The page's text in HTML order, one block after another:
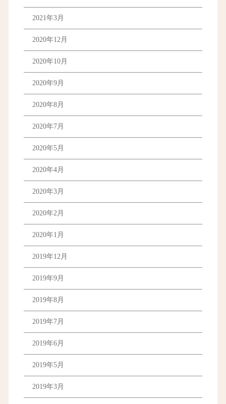
2021年3月
2020年12月
2020年10月
2020年9月
2020年8月
2020年7月
2020年5月
2020年4月
2020年3月
2020年2月
2020年1月
2019年12月
2019年9月
2019年8月
2019年7月
2019年6月
2019年5月
2019年3月